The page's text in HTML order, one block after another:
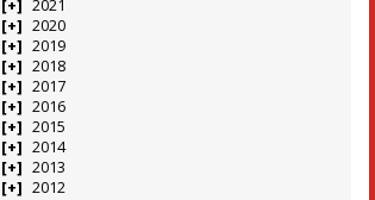
2021
2020
2019
2018
2017
2016
2015
2014
2013
2012